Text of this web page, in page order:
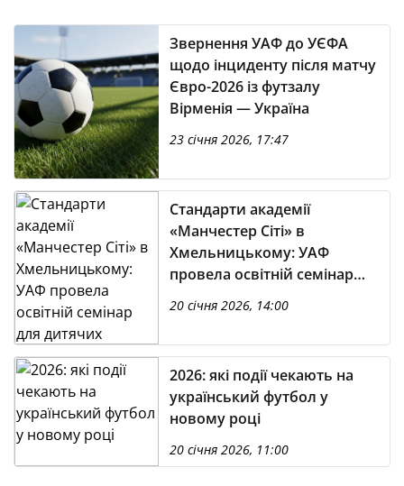
Звернення УАФ до УЄФА
щодо інциденту після матчу
Євро-2026 із футзалу
Вірменія — Україна
23 січня 2026, 17:47
Стандарти академії
«Манчестер Сіті» в
Хмельницькому: УАФ
провела освітній семінар
для дитячих тренерів
20 січня 2026, 14:00
2026: які події чекають на
український футбол у
новому році
20 січня 2026, 11:00